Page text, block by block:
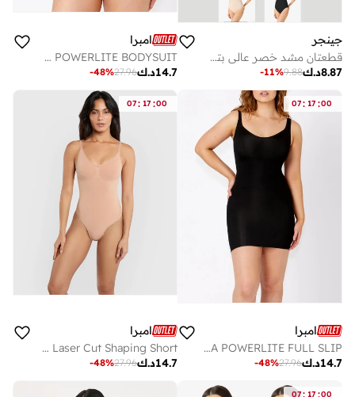
جينجر
قطعتان مشد خصر عالي بتحكم بالبطن
د.ك8.87
9.88
-11%
امبرا
AMBRA POWERLITE BODYSUIT
د.ك14.7
27.96
-48%
07: 17 :00
امبرا
AMBRA POWERLITE FULL SLIP
د.ك14.7
27.96
-48%
07: 17 :00
امبرا
Ambra Midthigh Laser Cut Shaping Short
د.ك14.7
27.96
-48%
07: 17 :00